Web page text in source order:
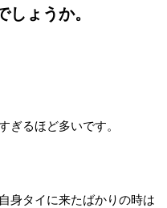
ょうか。
ぎるほど多いです。
身タイに来たばかりの時は